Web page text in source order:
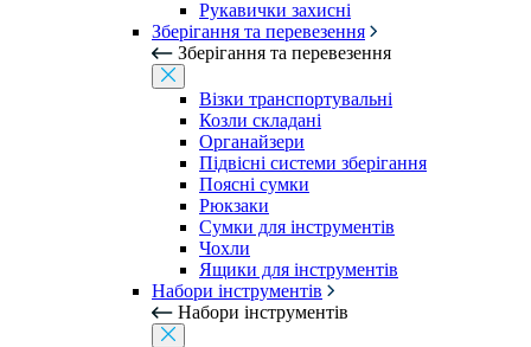
Рукавички захисні
Зберігання та перевезення
Зберігання та перевезення
Візки транспортувальні
Козли складані
Органайзери
Підвісні системи зберігання
Поясні сумки
Рюкзаки
Сумки для інструментів
Чохли
Ящики для інструментів
Набори інструментів
Набори інструментів